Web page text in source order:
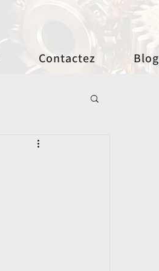
Contactez Blog